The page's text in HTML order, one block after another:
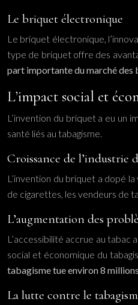
Le briquet électronique
Le briquet électronique,
type de briquet offre des
part importante du marché des
L’impact social et
L’invention du briquet a eu un
santé liés au tabagisme.
Croissance de l’industrie
L’invention du briquet a dopé
de cigarettes, les vendeurs de
L’augmentation des
L’accessibilité accrue au
social et économique du
tabagisme tue environ 8
La lutte contre le